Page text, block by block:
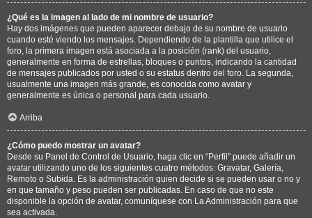
¿Qué es la imagen al lado de mi nombre de usuario?
Hay dos imágenes que pueden aparecer debajo de su nombre de usuario
cuando esté viendo los mensajes. Dependiendo de la plantilla que utilice el
foro, la primera imagen está asociada a la posición (rank) del usuario,
generalmente en forma de estrellas, bloques o puntos, indicando la cantidad
de mensajes publicados por usted o su estatus dentro del foro. La segunda,
usualmente una imagen más grande, es conocida como avatar y
generalmente es única o personal para cada usuario.
Arriba
¿Cómo puedo mostrar un avatar?
Desde su Panel de Control de Usuario, haga clic en “Perfil” puede añadir un
avatar utilizando uno de los siguientes cuatro métodos: Gravatar, Galería,
Remoto o Subida. Es la administración quien decide si se pueden usar o no y
en que tamaño y peso pueden ser publicadas. En caso de que no este
disponible la opción de avatar, comuníquese con La Administración para que
sea activada.